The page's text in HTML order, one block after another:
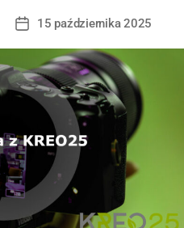
15 października 2025